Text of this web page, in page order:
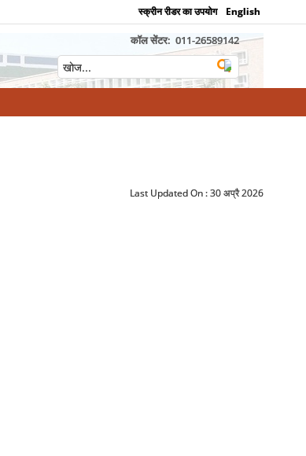
स्क्रीन रीडर का उपयोग English
कॉल सेंटर: 011-26589142
Last Updated On :30 अप्रै 2026